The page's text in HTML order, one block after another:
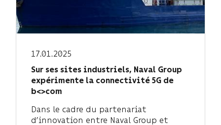
17.01.2025
Sur ses sites industriels, Naval Group
expérimente la connectivité 5G de
b<>com
Dans le cadre du partenariat
d’innovation entre Naval Group et